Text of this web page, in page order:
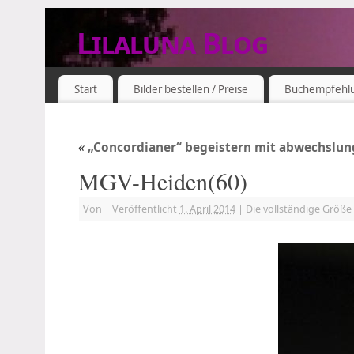
Lilaluna Blog
DAS JETZT IST SCHON VERGANGENHEIT
Start Bilder bestellen / Preise
«„Concordianer“ begeistern mit
MGV-Heiden(60)
Von | Veröffentlicht 1. April 2014 | Die vollständige